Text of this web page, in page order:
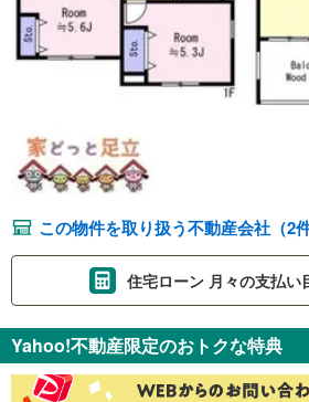
この物件を取り扱う不動産会社（2件
住宅ローン 月々の支払い
金利
Yahoo!不動産限定のおトクな特典